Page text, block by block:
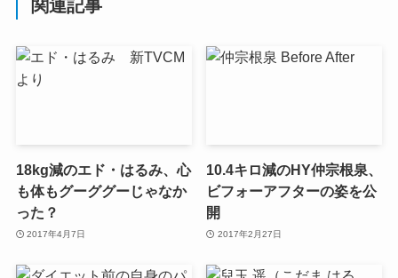
関連記事
18kg減のエド・はるみ、心
も体もグーググーじゃなか
った？
2017年4月7日
10.4キロ減のHY仲宗根泉、
ビフォーアフターの姿を公
開
2017年2月27日